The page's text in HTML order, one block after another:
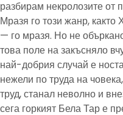
разбирам некролозите от
Мразя го този жанр,
— го мразя. Но не
това поле на закъсняло
най-добрия случай е
нежели по труда на
труд, станал неволно и
сега горкият Бела Тар е